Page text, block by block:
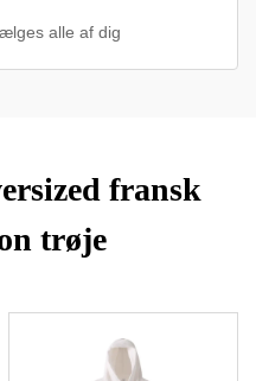
alle af dig
fransk
trøje